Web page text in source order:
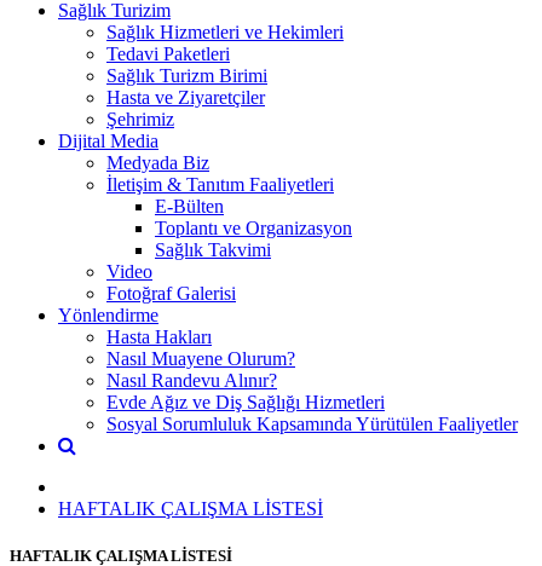
Sağlık Turizim
Sağlık Hizmetleri ve Hekimleri
Tedavi Paketleri
Sağlık Turizm Birimi
Hasta ve Ziyaretçiler
Şehrimiz
Dijital Media
Medyada Biz
İletişim & Tanıtım Faaliyetleri
E-Bülten
Toplantı ve Organizasyon
Sağlık Takvimi
Video
Fotoğraf Galerisi
Yönlendirme
Hasta Hakları
Nasıl Muayene Olurum?
Nasıl Randevu Alınır?
Evde Ağız ve Diş Sağlığı Hizmetleri
Sosyal Sorumluluk Kapsamında Yürütülen Faaliyetler
HAFTALIK ÇALIŞMA LİSTESİ
HAFTALIK ÇALIŞMA LİSTESİ